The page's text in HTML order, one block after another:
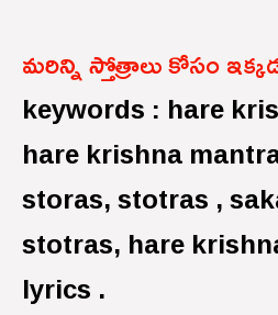
మరిన్ని స్తోత్రాలు కోసం
keywords : hare
hare krishna
storas, stotras ,
stotras, hare
lyrics .